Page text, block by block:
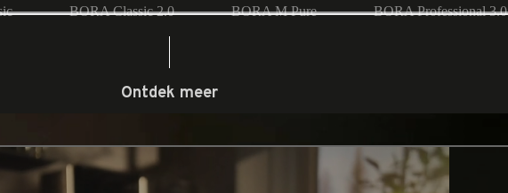
BORA Classic 2.0 BORA M Pure BORA Professional 3.0
Ontdek meer